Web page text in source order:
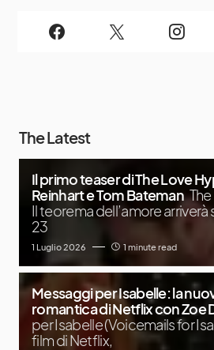
The Latest
Il primo teaser di The Love
Reinhart e Tom Bateman
Il teorema dell’amore arriverà
23
1 Luglio 2026 1 minute read
Messaggi per Isabelle: la
romantica di Netflix con Zoe
per Isabelle (Voicemails for
film di Netflix,